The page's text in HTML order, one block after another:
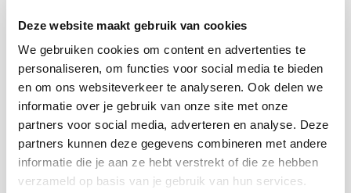
Deze website maakt gebruik van cookies
We gebruiken cookies om content en advertenties te
personaliseren, om functies voor social media te bieden
en om ons websiteverkeer te analyseren. Ook delen we
informatie over je gebruik van onze site met onze
partners voor social media, adverteren en analyse. Deze
partners kunnen deze gegevens combineren met andere
informatie die je aan ze hebt verstrekt of die ze hebben
verzameld op basis van je gebruik van hun services.